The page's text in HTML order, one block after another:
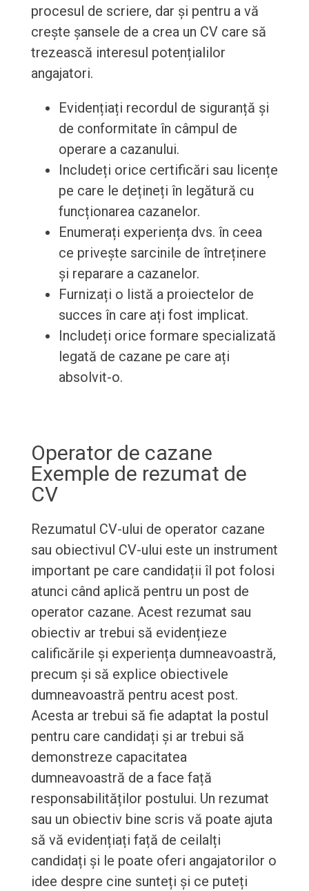
procesul de scriere, dar și pentru a vă
crește șansele de a crea un CV care să
trezească interesul potențialilor
angajatori.
Evidențiați recordul de siguranță și
de conformitate în câmpul de
operare a cazanului.
Includeți orice certificări sau licențe
pe care le dețineți în legătură cu
funcționarea cazanelor.
Enumerați experiența dvs. în ceea
ce privește sarcinile de întreținere
și reparare a cazanelor.
Furnizați o listă a proiectelor de
succes în care ați fost implicat.
Includeți orice formare specializată
legată de cazane pe care ați
absolvit-o.
Operator de cazane
Exemple de rezumat de
CV
Rezumatul CV-ului de operator cazane
sau obiectivul CV-ului este un instrument
important pe care candidații îl pot folosi
atunci când aplică pentru un post de
operator cazane. Acest rezumat sau
obiectiv ar trebui să evidențieze
calificările și experiența dumneavoastră,
precum și să explice obiectivele
dumneavoastră pentru acest post.
Acesta ar trebui să fie adaptat la postul
pentru care candidați și ar trebui să
demonstreze capacitatea
dumneavoastră de a face față
responsabilităților postului. Un rezumat
sau un obiectiv bine scris vă poate ajuta
să vă evidențiați față de ceilalți
candidați și le poate oferi angajatorilor o
idee despre cine sunteți și ce puteți